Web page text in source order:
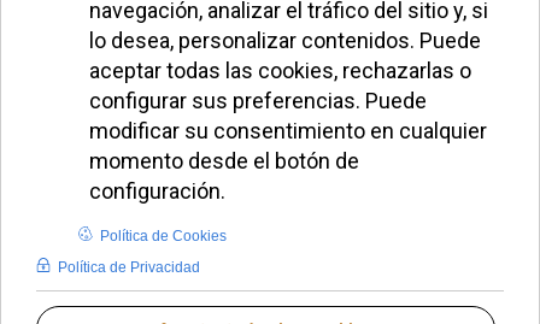
Vaticano mejora
resultados y
refuerza sus
inversiones
católicas